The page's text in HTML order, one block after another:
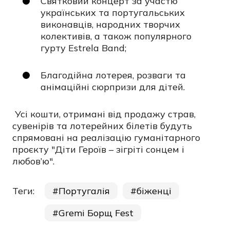
українських та португальських
виконавців, народних творчих
колективів, а також популярного
гурту Estrela Band;
Благодійна лотерея, розваги та
анімаційні сюрпризи для дітей.
Усі кошти, отримані від продажу страв,
сувенірів та лотерейних білетів будуть
спрямовані на реалізацію гуманітарного
проєкту "Діти Героїв – зігріті сонцем і
любов’ю".
Теги: Португалія
біженці
Gremi Борщ Fest